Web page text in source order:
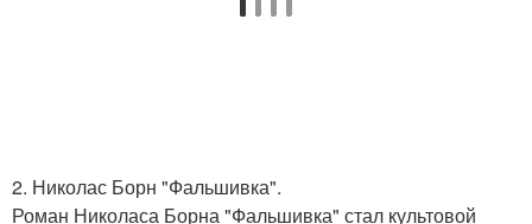
2. Николас Борн "Фальшивка".
Роман Николаса Борна "Фальшивка" стал культовой